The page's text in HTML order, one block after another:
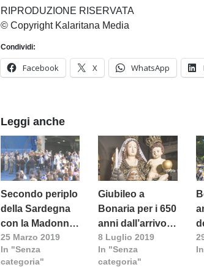
RIPRODUZIONE RISERVATA
© Copyright Kalaritana Media
Condividi:
Facebook X WhatsApp
Leggi anche
Secondo periplo
della Sardegna
con la Madonna
di Bonaria
25 Marzo 2019
In "Senza
categoria"
Giubileo a
Bonaria per i 650
anni dall’arrivo
della Madonna
8 Luglio 2019
In "Senza
categoria"